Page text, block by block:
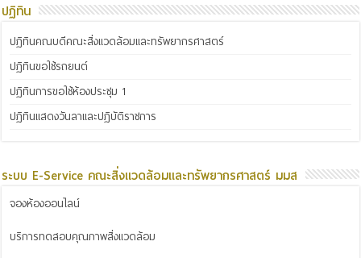
ปฏิทิน
ปฏิทินคณบดีคณะสิ่งแวดล้อมและทรัพยากรศาสตร์
ปฏิทินขอใช้รถยนต์
ปฏิทินการขอใช้ห้องประชุม 1
ปฏิทินแสดงวันลาและปฏิบัติราชการ
ระบบ E-Service คณะสิ่งแวดล้อมและทรัพยากรศาสตร์ มมส
จองห้องออนไลน์
บริการทดสอบคุณภาพสิ่งแวดล้อม